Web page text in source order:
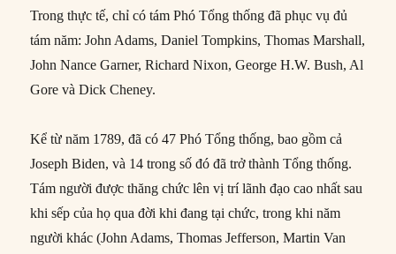
Trong thực tế, chỉ có tám Phó Tổng thống đã phục vụ đủ
tám năm: John Adams, Daniel Tompkins, Thomas Marshall,
John Nance Garner, Richard Nixon, George H.W. Bush, Al
Gore và Dick Cheney.
Kể từ năm 1789, đã có 47 Phó Tổng thống, bao gồm cả
Joseph Biden, và 14 trong số đó đã trở thành Tổng thống.
Tám người được thăng chức lên vị trí lãnh đạo cao nhất sau
khi sếp của họ qua đời khi đang tại chức, trong khi năm
người khác (John Adams, Thomas Jefferson, Martin Van